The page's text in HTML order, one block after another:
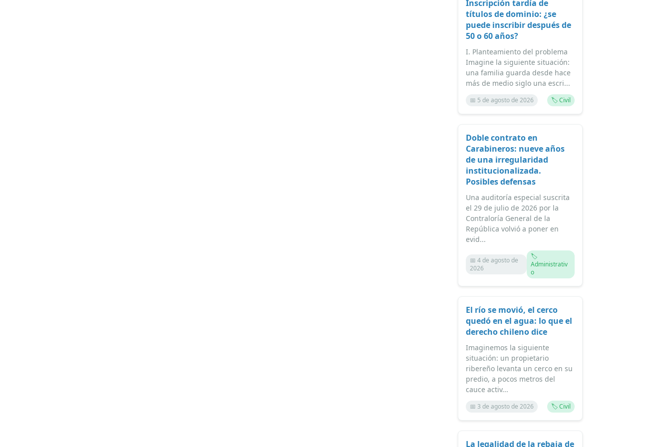
Inscripción tardía de
títulos de dominio: ¿se
puede inscribir después de
50 o 60 años?
I. Planteamiento del problema
Imagine la siguiente situación:
una familia guarda desde hace
más de medio siglo una escri...
📅 5 de agosto de 2026 🏷️ Civil
Doble contrato en
Carabineros: nueve años
de una irregularidad
institucionalizada.
Posibles defensas
Una auditoría especial suscrita
el 29 de julio de 2026 por la
Contraloría General de la
República volvió a poner en
evid...
📅 4 de agosto de
2026
🏷️
Administrativ
o
El río se movió, el cerco
quedó en el agua: lo que el
derecho chileno dice
Imaginemos la siguiente
situación: un propietario
ribereño levanta un cerco en su
predio, a pocos metros del
cauce activ...
📅 3 de agosto de 2026 🏷️ Civil
La legalidad de la rebaja de